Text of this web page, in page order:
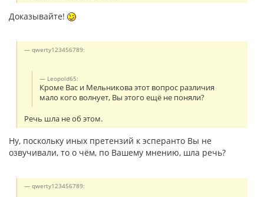
Доказывайте!
qwerty123456789:
Leopold65:
Кроме Вас и Мельникова этот вопрос различия
мало кого волнует, Вы этого ещё не поняли?
Речь шла не об этом.
Ну, поскольку иных претензий к эсперанто Вы не
озвучивали, то о чём, по Вашему мнению, шла речь?
qwerty123456789: